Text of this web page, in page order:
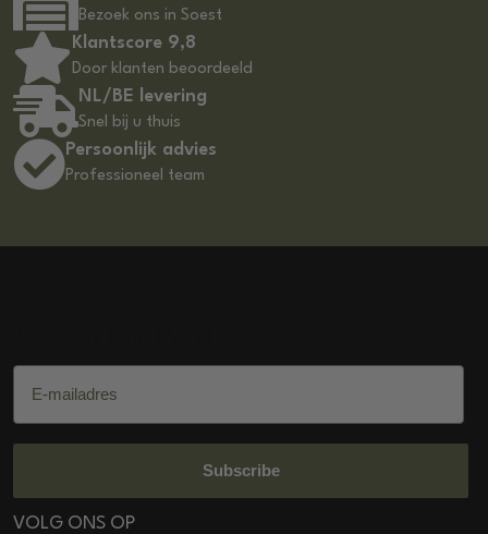
Bezoek ons in Soest
Klantscore 9,8
Door klanten beoordeeld
NL/BE levering
Snel bij u thuis
Persoonlijk advies
Professioneel team
E-mailadres
Subscribe
VOLG ONS OP